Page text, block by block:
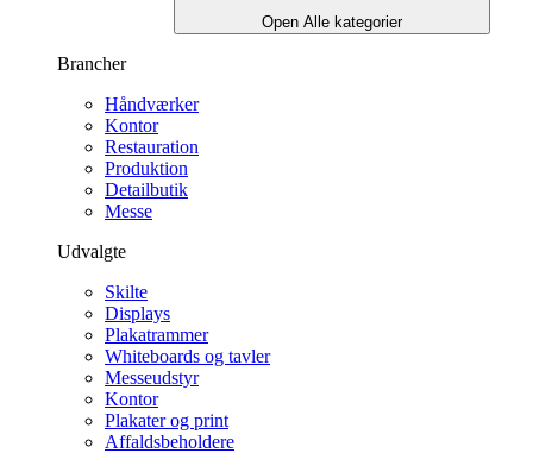
Open Alle kategorier
Brancher
Håndværker
Kontor
Restauration
Produktion
Detailbutik
Messe
Udvalgte
Skilte
Displays
Plakatrammer
Whiteboards og tavler
Messeudstyr
Kontor
Plakater og print
Affaldsbeholdere